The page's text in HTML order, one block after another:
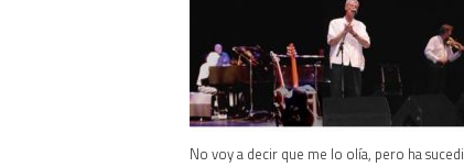
No voy a decir que me lo olía, pero ha